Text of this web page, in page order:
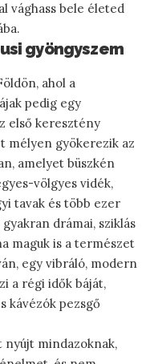
vághass bele életed
gyöngyszem
ahol a
pedig egy
első keresztény
mélyen gyökerezik az
amelyet büszkén
völgyes vidék,
tavak és több ezer
drámai, sziklás
maguk is a természet
egy vibráló, modern
a régi idők báját,
kávézók pezsgő
nyújt mindazoknak,